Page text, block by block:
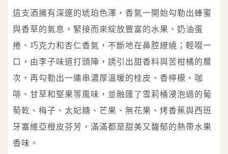
這支酒擁有深邃的琥珀色澤，香氣一開始勾勒出蜂蜜
與香草的氣息，緊接而來綻放豐富的水果、奶油蛋
捲、巧克力和杏仁香氣，不斷地在鼻腔繚繞；輕啜一
口，由李子味道打頭陣，誘引出甜香料與苦柑橘的層
次，再勾勒出一連串濃厚溫暖的桂皮、香檸檬、咖
啡、甘草和堅果等風味，並融匯了雪莉桶浸泡過的葡
萄乾、梅子、太妃糖、芒果、無花果、烤香蕉與西班
牙塞維亞橙皮芬芳，滿滿都是甜美又馥郁的熱帶水果
香味。